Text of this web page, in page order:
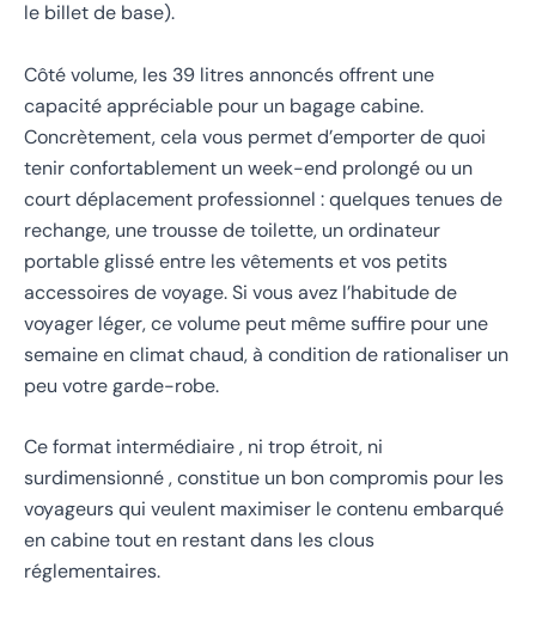
le billet de base).
Côté volume, les 39 litres annoncés offrent une
capacité appréciable pour un bagage cabine.
Concrètement, cela vous permet d’emporter de quoi
tenir confortablement un week-end prolongé ou un
court déplacement professionnel : quelques tenues de
rechange, une trousse de toilette, un ordinateur
portable glissé entre les vêtements et vos petits
accessoires de voyage. Si vous avez l’habitude de
voyager léger, ce volume peut même suffire pour une
semaine en climat chaud, à condition de rationaliser un
peu votre garde-robe.
Ce format intermédiaire , ni trop étroit, ni
surdimensionné , constitue un bon compromis pour les
voyageurs qui veulent maximiser le contenu embarqué
en cabine tout en restant dans les clous
réglementaires.